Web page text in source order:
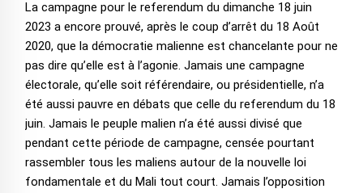
La campagne pour le referendum du dimanche 18 juin
2023 a encore prouvé, après le coup d’arrêt du 18 Août
2020, que la démocratie malienne est chancelante pour ne
pas dire qu’elle est à l’agonie. Jamais une campagne
électorale, qu’elle soit référendaire, ou présidentielle, n’a
été aussi pauvre en débats que celle du referendum du 18
juin. Jamais le peuple malien n’a été aussi divisé que
pendant cette période de campagne, censée pourtant
rassembler tous les maliens autour de la nouvelle loi
fondamentale et du Mali tout court. Jamais l’opposition